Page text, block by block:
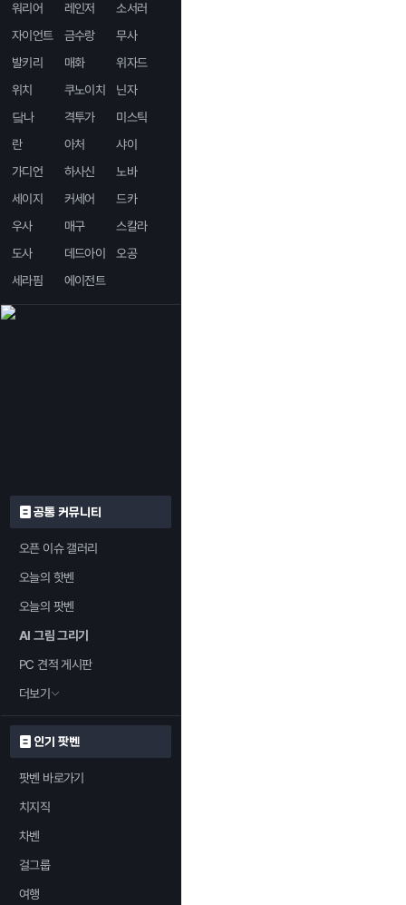
워리어 레인저
소서러
자이언트
금수랑
무사
발키리
매화
위자드
위치
쿠노이치
닌자
닼나
격투가
미스틱
란
아처
샤이
가디언
하사신
노바
세이지
커세어
드카
우사
매구
스칼라
도사
데드아이
오공
세라핌
에이전트
공통 커뮤니티
오픈 이슈 갤러리
오늘의 핫벤
오늘의 팟벤
AI 그림 그리기
PC 견적 게시판
더보기
인기 팟벤
팟벤 바로가기
치지직
차벤
걸그룹
여행